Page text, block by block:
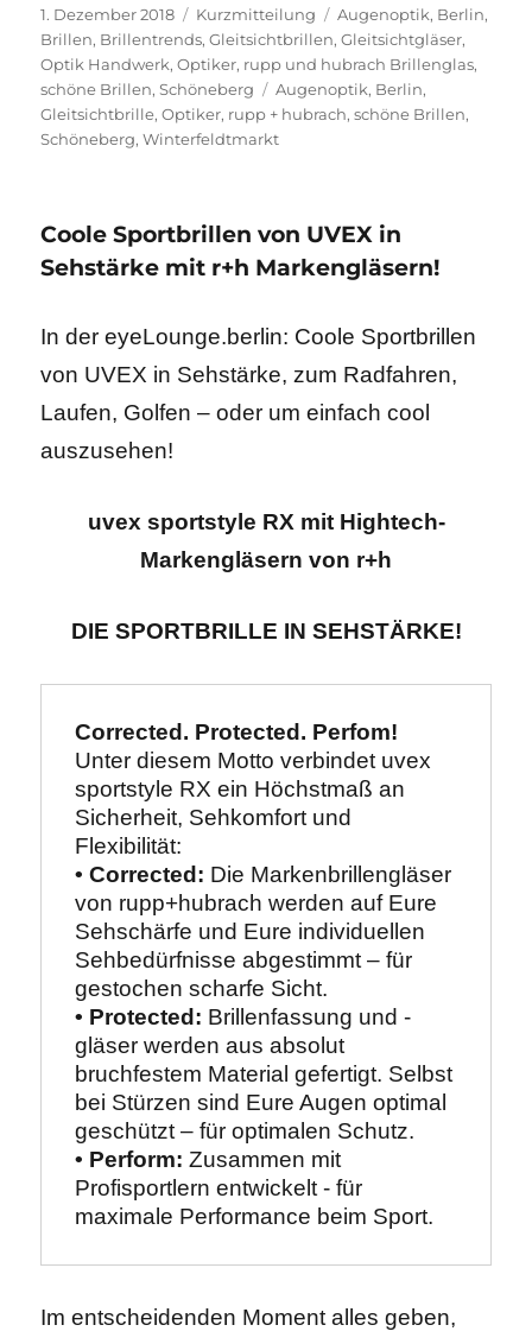
Veröffentlicht
am
1. Dezember 2018 Format
Kurzmitteilung Kategorien
Augenoptik, Berlin,
Brillen, Brillentrends,Gleitsichtbrillen,Gleitsichtgläser,
Optik Handwerk,Optiker, rupp und hubrach Brillenglas,
schöne Brillen,Schöneberg Schlagwörter
Augenoptik, Berlin,
Gleitsichtbrille,Optiker, rupp + hubrach,schöne Brillen,
Schöneberg,Winterfeldtmarkt
Coole Sportbrillen von UVEX in
Sehstärke mit r+h Markengläsern!
In der eyeLounge.berlin: Coole Sportbrillen
von UVEX in Sehstärke, zum Radfahren,
Laufen, Golfen – oder um einfach cool
auszusehen!
uvex sportstyle RX mit Hightech-
Markengläsern von r+h
DIE SPORTBRILLE IN SEHSTÄRKE!
Corrected. Protected. Perfom!
Unter diesem Motto verbindet uvex
sportstyle RX ein Höchstmaß an
Sicherheit, Sehkomfort und
Flexibilität:
• Corrected: Die Markenbrillengläser
von rupp+hubrach werden auf Eure
Sehschärfe und Eure individuellen
Sehbedürfnisse abgestimmt – für
gestochen scharfe Sicht.
• Protected: Brillenfassung und -
gläser werden aus absolut
bruchfestem Material gefertigt. Selbst
bei Stürzen sind Eure Augen optimal
geschützt – für optimalen Schutz.
• Perform: Zusammen mit
Profisportlern entwickelt - für
maximale Performance beim Sport.
Im entscheidenden Moment alles geben,